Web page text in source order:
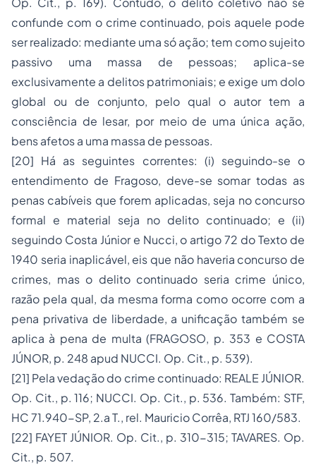
confunde com o crime continuado, pois aquele pode
ser realizado: mediante uma só ação; tem como sujeito
passivo uma massa de pessoas; aplica-se
exclusivamente a delitos patrimoniais; e exige um dolo
global ou de conjunto, pelo qual o autor tem a
consciência de lesar, por meio de uma única ação,
bens afetos a uma massa de pessoas.
[20] Há as seguintes correntes: (i) seguindo-se o
entendimento de Fragoso, deve-se somar todas as
penas cabíveis que forem aplicadas, seja no concurso
formal e material seja no delito continuado; e (ii)
seguindo Costa Júnior e Nucci, o artigo 72 do Texto de
1940 seria inaplicável, eis que não haveria concurso de
crimes, mas o delito continuado seria crime único,
razão pela qual, da mesma forma como ocorre com a
pena privativa de liberdade, a unificação também se
aplica à pena de multa (FRAGOSO, p. 353 e COSTA
JÚNOR, p. 248 apud NUCCI. Op. Cit., p. 539).
[21] Pela vedação do crime continuado: REALE JÚNIOR.
Op. Cit., p. 116; NUCCI. Op. Cit., p. 536. Também: STF,
HC 71.940-SP, 2.a T., rel. Mauricio Corrêa, RTJ160/583.
[22] FAYET JÚNIOR. Op. Cit., p. 310-315; TAVARES. Op.
Cit., p. 507.